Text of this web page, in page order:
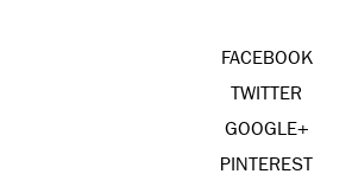
FACEBOOK
TWITTER
GOOGLE+
PINTEREST